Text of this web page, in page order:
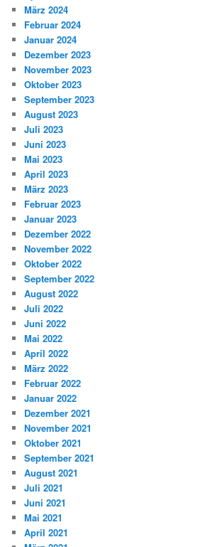
März 2024
Februar 2024
Januar 2024
Dezember 2023
November 2023
Oktober 2023
September 2023
August 2023
Juli 2023
Juni 2023
Mai 2023
April 2023
März 2023
Februar 2023
Januar 2023
Dezember 2022
November 2022
Oktober 2022
September 2022
August 2022
Juli 2022
Juni 2022
Mai 2022
April 2022
März 2022
Februar 2022
Januar 2022
Dezember 2021
November 2021
Oktober 2021
September 2021
August 2021
Juli 2021
Juni 2021
Mai 2021
April 2021